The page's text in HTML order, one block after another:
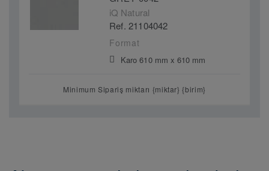
iQ Natural
Ref. 21104042
Format
Karo 610 mm x 610 mm
Minimum Sipariş miktarı {miktar} {birim}